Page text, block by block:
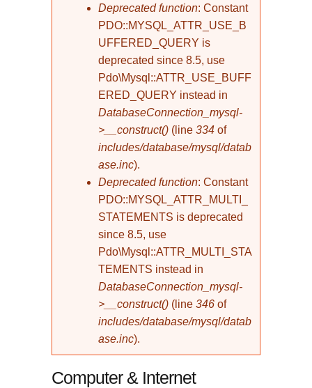
Fehlermeldung
Deprecated function: Constant
PDO::MYSQL_ATTR_USE_B
UFFERED_QUERY is
deprecated since 8.5, use
Pdo\Mysql::ATTR_USE_BUFF
ERED_QUERY instead in
DatabaseConnection_mysql-
>__construct() (line 334 of
includes/database/mysql/datab
ase.inc).
Deprecated function: Constant
PDO::MYSQL_ATTR_MULTI_
STATEMENTS is deprecated
since 8.5, use
Pdo\Mysql::ATTR_MULTI_STA
TEMENTS instead in
DatabaseConnection_mysql-
>__construct() (line 346 of
includes/database/mysql/datab
ase.inc).
Computer & Internet